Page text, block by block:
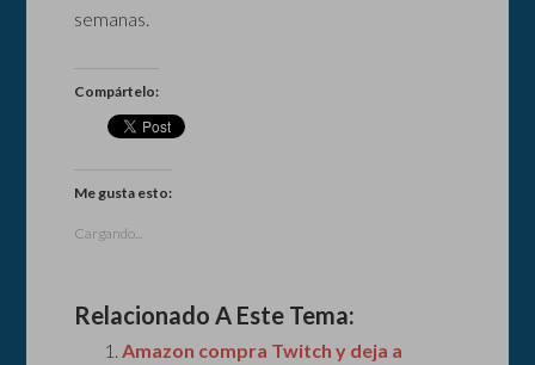
semanas.
Compártelo:
Me gusta esto:
Cargando...
Relacionado A Este Tema:
Amazon compra Twitch y deja a